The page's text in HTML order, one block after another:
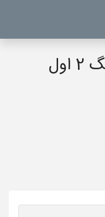
نمونه سوال دوره‌ای آبرنگ 2 اول